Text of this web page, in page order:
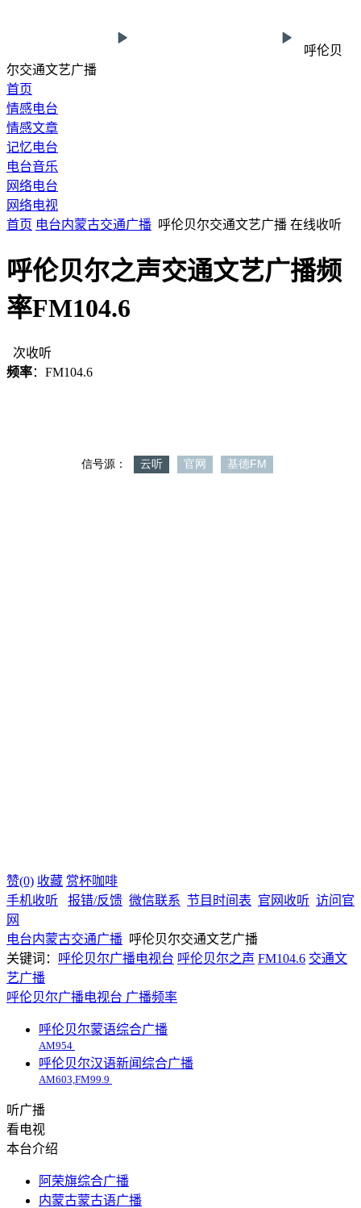
呼伦贝
尔交通文艺广播
首页
情感电台
情感文章
记忆电台
电台音乐
网络电台
网络电视
首页 电台内蒙古交通广播 呼伦贝尔交通文艺广播 在线收听
呼伦贝尔之声交通文艺广播频
率FM104.6
次收听
频率：FM104.6
赞(0) 收藏 赏杯咖啡
手机收听
报错/反馈 微信联系 节目时间表 官网收听 访问官
网
电台内蒙古交通广播 呼伦贝尔交通文艺广播
关键词：
呼伦贝尔广播电视台 呼伦贝尔之声 FM104.6 交通文
艺广播
呼伦贝尔广播电视台 广播频率
呼伦贝尔蒙语综合广播
AM954
呼伦贝尔汉语新闻综合广播
AM603,FM99.9
听广播
看电视
本台介绍
阿荣旗综合广播
内蒙古蒙古语广播